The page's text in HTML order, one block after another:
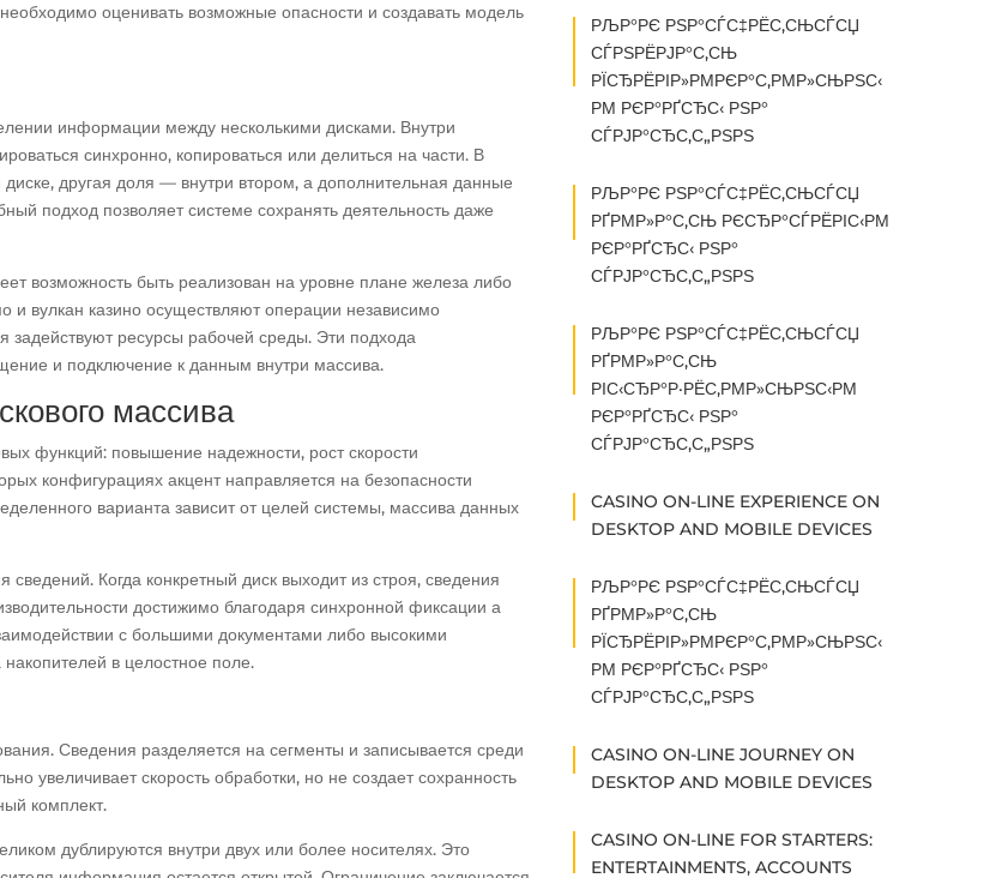
оценивать возможные опасности и создавать модель
информации между несколькими дисками. Внутри
синхронно, копироваться или делиться на части. В
другая доля — внутри втором, а дополнительная данные
подход позволяет системе сохранять деятельность даже
возможность быть реализован на уровне плане железа либо
вулкан казино осуществляют операции независимо
задействуют ресурсы рабочей среды. Эти подхода
и подключение к данным внутри массива.
массива
функций: повышение надежности, рост скорости
конфигурациях акцент направляется на безопасности
варианта зависит от целей системы, массива данных
Когда конкретный диск выходит из строя, сведения
достижимо благодаря синхронной фиксации а
с большими документами либо высокими
в целостное поле.
Сведения разделяется на сегменты и записывается среди
увеличивает скорость обработки, но не создает сохранность
комплект.
дублируются внутри двух или более носителях. Это
РЉР°РЄ РЅР°СЃС‡РЁС‚СЊСЃСЏ
СЃРЅРЁРЈР°С‚СЊ
РЇСЂРЁРІР»РΜРЄР°С‚РΜР»СЊРЅС‹
РΜ РЄР°РҐСЂС‹ РЅР°
СЃРЈР°СЂС‚С„РЅРЅ
РЉР°РЄ РЅР°СЃС‡РЁС‚СЊСЃСЏ
РҐРΜР»Р°С‚СЊ РЄСЂР°СЃРЁРІС‹РΜ
РЄР°РҐСЂС‹ РЅР°
СЃРЈР°СЂС‚С„РЅРЅ
РЉР°РЄ РЅР°СЃС‡РЁС‚СЊСЃСЏ
РҐРΜР»Р°С‚СЊ
РІС‹СЂР°Р·РЁС‚РΜР»СЊРЅС‹РΜ
РЄР°РҐСЂС‹ РЅР°
СЃРЈР°СЂС‚С„РЅРЅ
CASINO ON-LINE EXPERIENCE ON
DESKTOP AND MOBILE DEVICES
РЉР°РЄ РЅР°СЃС‡РЁС‚СЊСЃСЏ
РҐРΜР»Р°С‚СЊ
РЇСЂРЁРІР»РΜРЄР°С‚РΜР»СЊРЅС‹
РΜ РЄР°РҐСЂС‹ РЅР°
СЃРЈР°СЂС‚С„РЅРЅ
CASINO ON-LINE JOURNEY ON
DESKTOP AND MOBILE DEVICES
CASINO ON-LINE FOR STARTERS:
ENTERTAINMENTS, ACCOUNTS